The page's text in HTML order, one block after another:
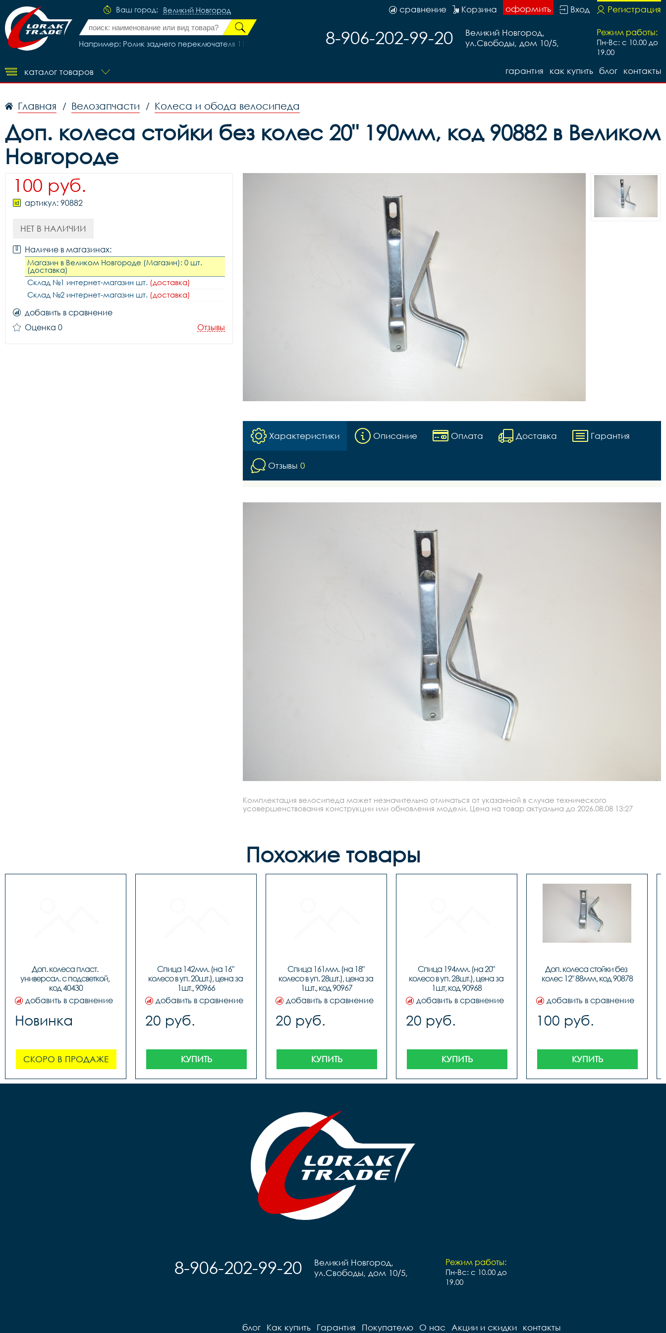
Ваш город: Великий Новгород
Например: Ролик заднего переключателя 11T, код 40582
Регистрация
Вход
оформить
Корзина
сравнение
Режим работы:
Пн-Вс: с 10.00 до
19.00
Великий Новгород,
ул.Свободы, дом 10/5,
8-906-202-99-20
каталог товаров контакты
блог
как купить
гарантия
Главная / Велозапчасти / Колеса и обода велосипеда
Доп. колеса стойки без колес 20" 190мм, код 90882 в Великом
Новгороде
100 руб.
артикул: 90882
НЕТ В НАЛИЧИИ
Наличие в магазинах:
Магазин в Великом Новгороде (Магазин): 0 шт.
(доставка)
Склад №1 интернет-магазин шт. (доставка)
Склад №2 интернет-магазин шт. (доставка)
добавить в сравнение
Оценка 0
Отзывы
Характеристики Описание Оплата Доставка Гарантия
Отзывы 0
Комплектация велосипеда может незначительно отличаться от указанной в случае технического
усовершенствования конструкции или обновления модели. Цена на товар актуальна до 2026.08.08 13:27
Похожие товары
Доп. колеса пласт.
универсал. с подсветкой,
код 40430
добавить в сравнение
Новинка
СКОРО В ПРОДАЖЕ
Спица 142мм. (на 16"
колесо в уп. 20шт.), цена за
1шт., 90966
добавить в сравнение
20 руб.
КУПИТЬ
Спица 161мм. (на 18"
колесо в уп. 28шт.), цена за
1шт., код 90967
добавить в сравнение
20 руб.
КУПИТЬ
Спица 194мм. (на 20"
колесо в уп. 28шт.), цена за
1шт, код 90968
добавить в сравнение
20 руб.
КУПИТЬ
Доп. колеса стойки без
колес 12" 88мм, код 90878
добавить в сравнение
100 руб.
КУПИТЬ
Режим работы:
Пн-Вс: с 10.00 до
19.00
Великий Новгород,
ул.Свободы, дом 10/5,
8-906-202-99-20
блог Как купить Гарантия Покупателю О нас Акции и скидки контакты